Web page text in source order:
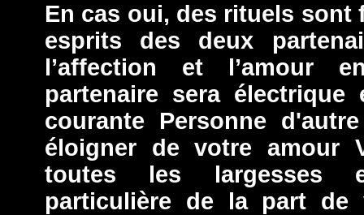
En cas oui, des rituels sont
esprits des deux
l’affection et l’amour
partenaire sera
courante Personne
éloigner de votre amour
toutes les largesses
particulière de la part de